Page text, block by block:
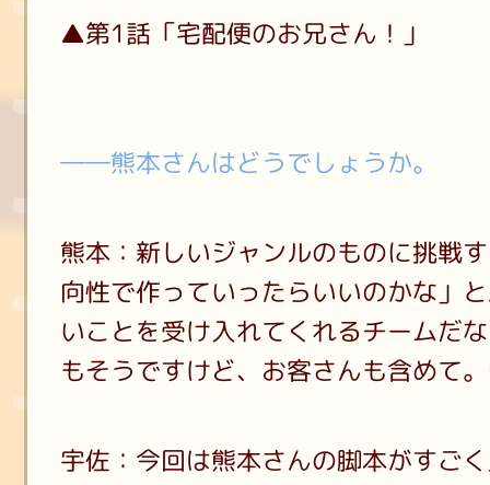
▲第1話「宅配便のお兄さん！」
――熊本さんはどうでしょうか。
熊本：新しいジャンルのものに挑戦
向性で作っていったらいいのかな」
いことを受け入れてくれるチームだ
もそうですけど、お客さんも含めて
宇佐：今回は熊本さんの脚本がすご